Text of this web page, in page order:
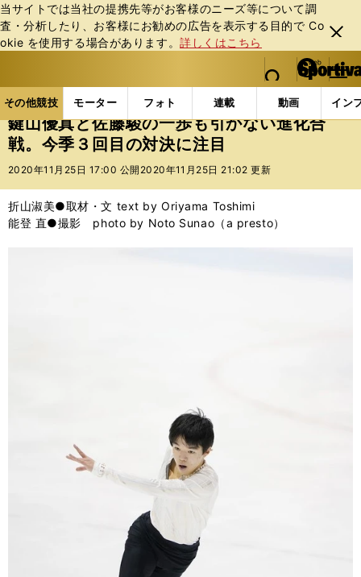
当サイトでは当社の提携先等がお客様のニーズ等について調
査・分析したり、お客様にお勧めの広告を表⽰する⽬的で Co
okie を使⽤する場合があります。詳しくはこちら
閉じ
る
web Sportiva (webスポルティーバ)
検索
マイペ
ー
ジ
メニュ
その他競技 モーター フォト 連載 動画 イン
ス
ポ
ル
バ
その他競技の記事一覧 フィギュア 鍵山優真と佐藤
鍵山優真と佐藤駿の一歩も引かない進化合
戦。今季３回目の対決に注目
2020年11月25日 17:00 公開 2020年11月25日 21:02 更新
折山淑美●取材・文 text by Oriyama Toshimi
能登 直●撮影 photo by Noto Sunao（a presto）